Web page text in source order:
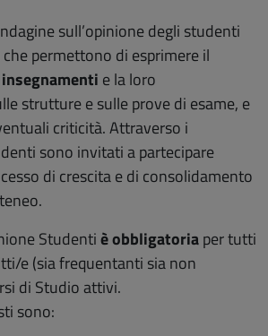
sull’opinione degli studenti
permettono di esprimere il
e la loro
strutture e sulle prove di esame, e
criticità. Attraverso i
sono invitati a partecipare
di crescita e di consolidamento
Studentiè obbligatoriaper tutti
e (sia frequentanti sia non
di Studio attivi.
sono: